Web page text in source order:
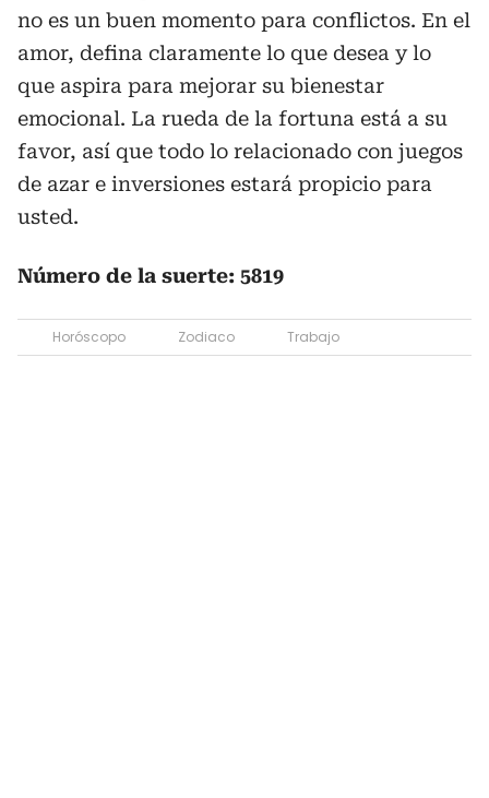
no es un buen momento para conflictos. En el
amor, defina claramente lo que desea y lo
que aspira para mejorar su bienestar
emocional. La rueda de la fortuna está a su
favor, así que todo lo relacionado con juegos
de azar e inversiones estará propicio para
usted.
Número de la suerte: 5819
Horóscopo Zodiaco Trabajo